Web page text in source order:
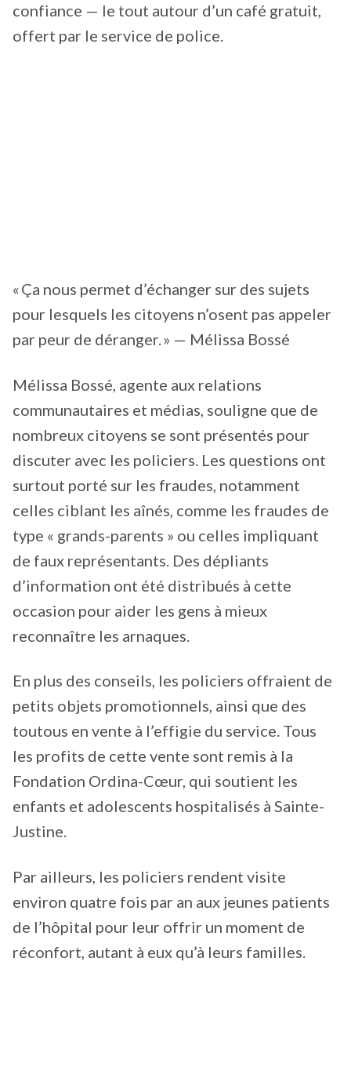
confiance — le tout autour d’un café gratuit,
offert par le service de police.
« Ça nous permet d’échanger sur des sujets
pour lesquels les citoyens n’osent pas appeler
par peur de déranger. » — Mélissa Bossé
Mélissa Bossé, agente aux relations
communautaires et médias, souligne que de
nombreux citoyens se sont présentés pour
discuter avec les policiers. Les questions ont
surtout porté sur les fraudes, notamment
celles ciblant les aînés, comme les fraudes de
type « grands-parents » ou celles impliquant
de faux représentants. Des dépliants
d’information ont été distribués à cette
occasion pour aider les gens à mieux
reconnaître les arnaques.
En plus des conseils, les policiers offraient de
petits objets promotionnels, ainsi que des
toutous en vente à l’effigie du service. Tous
les profits de cette vente sont remis à la
Fondation Ordina-Cœur, qui soutient les
enfants et adolescents hospitalisés à Sainte-
Justine.
Par ailleurs, les policiers rendent visite
environ quatre fois par an aux jeunes patients
de l’hôpital pour leur offrir un moment de
réconfort, autant à eux qu’à leurs familles.